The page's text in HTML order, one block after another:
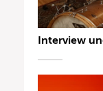
Interview